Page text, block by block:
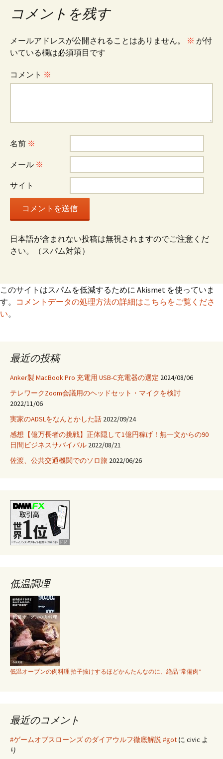
ビ
ゲ
ー
シ
ョ
ン
コメントを残す
メールアドレスが公開されることはありません。 ※ が付
いている欄は必須項目です
コメント ※
名前 ※
メール ※
サイト
日本語が含まれない投稿は無視されますのでご注意くだ
さい。（スパム対策）
このサイトはスパムを低減するために Akismet を使っていま
す。 コメントデータの処理方法の詳細はこちらをご覧くださ
い。
最近の投稿
Anker製 MacBook Pro 充電用 USB-C充電器の選定 2024/08/06
テレワークZoom会議用のヘッドセット・マイクを検討
2022/11/06
実家のADSLをなんとかした話 2022/09/24
感想【億万長者の挑戦】正体隠して1億円稼げ！無一文からの90
日間ビジネスサバイバル 2022/08/21
佐渡、公共交通機関でのソロ旅 2022/06/26
低温調理
低温オーブンの肉料理 拍子抜けするほどかんたんなのに、絶品“常備肉”
最近のコメント
#ゲームオブスローンズ のダイアウルフ徹底解説 #got に civic よ
り